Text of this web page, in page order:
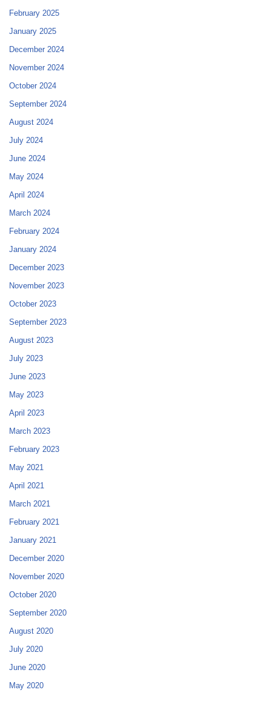
February 2025
January 2025
December 2024
November 2024
October 2024
September 2024
August 2024
July 2024
June 2024
May 2024
April 2024
March 2024
February 2024
January 2024
December 2023
November 2023
October 2023
September 2023
August 2023
July 2023
June 2023
May 2023
April 2023
March 2023
February 2023
May 2021
April 2021
March 2021
February 2021
January 2021
December 2020
November 2020
October 2020
September 2020
August 2020
July 2020
June 2020
May 2020